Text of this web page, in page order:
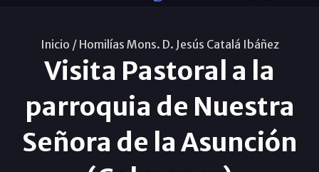
Inicio / Homilías Mons. D. Jesús Catalá Ibáñez
Visita Pastoral a la
parroquia de Nuestra
Señora de la Asunción